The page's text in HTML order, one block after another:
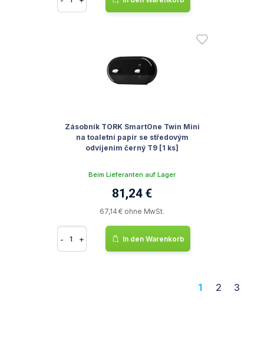
Zásobník TORK SmartOne Twin Mini
na toaletní papír se středovým
odvíjením černý T9 [1 ks]
Beim Lieferanten auf Lager
81,24 €
67,14 € ohne MwSt.
- + In den Warenkorb
1 2 3